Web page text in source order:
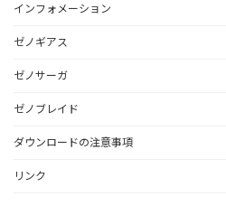
インフォメーション
ゼノギアス
ゼノサーガ
ゼノブレイド
ダウンロードの注意事項
リンク